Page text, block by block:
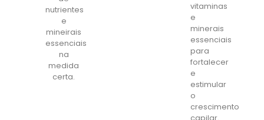
nutrientes
e
mineirais
essenciais
na
medida
certa.
vitaminas
e
minerais
essenciais
para
fortalecer
e
estimular
o
crescimento
capilar.